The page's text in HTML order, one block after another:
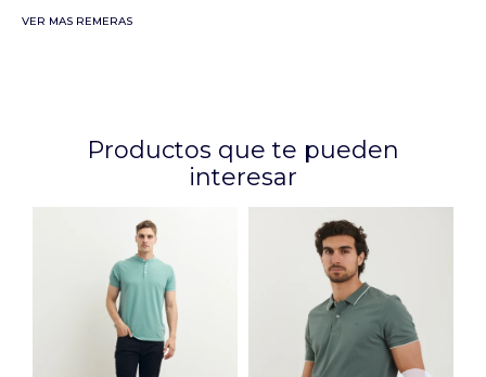
VER MAS REMERAS
Productos que te pueden
interesar